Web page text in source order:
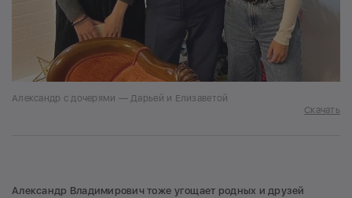
Александр с дочерями — Дарьей и Елизаветой
Скачать
Александр Владимирович тоже угощает родных и друзей